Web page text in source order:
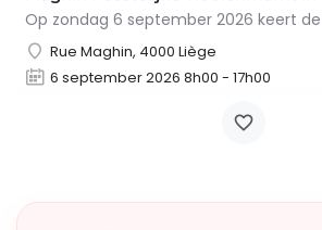
Rue Maghin, 4000 Liège
6 september 2026 8h00 - 17h00